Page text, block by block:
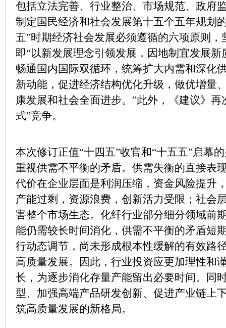
包括立法完善、行业整治、市场规范、政府
制定国民经济和社会发展第十五个五年规划
五”时期经济社会发展必须遵循的六项原则
即“以新发展理念引领发展，因地制宜发展
畅通国内国际双循环，统筹扩大内需和深化
新动能，促进经济结构优化升级，做优增量
康发展和社会全面进步。”此外，《建议》
式”竞争。
本次修订正值“十四五”收官和“十五五”启幕
重视供需不平衡的矛盾。供需失衡的直接表
代价在企业层面是利润压缩，资金风险提升
产能过剩，资源浪费，创新活力受限；社会
害整个市场生态。化纤行业部分细分领域前
能仍需较长时间消化，供需不平衡的矛盾短
行动态调节，尚未形成根本性缓解的有效路
高质量发展。因此，行业投资应更加理性和
长，为逐步消化存量产能留出必要时间。同
型、加强高端产品研发创新、促进产业链上
筑高质量发展的新格局。